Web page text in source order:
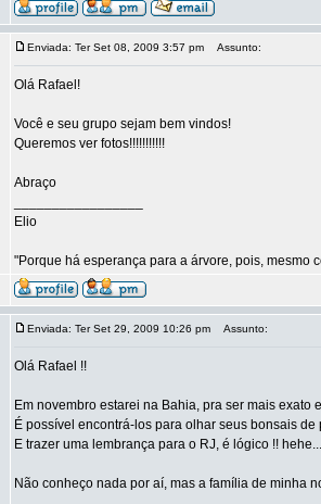
Enviada: Ter Set 08, 2009 3:57 pm Assunto:
Olá Rafael!
Você e seu grupo sejam bem vindos!
Queremos ver fotos!!!!!!!!!!!
Abraço
Elio
"Porque há esperança para a árvore, pois, mesmo
Enviada: Ter Set 29, 2009 10:26 pm Assunto:
Olá Rafael !!
Em novembro estarei na Bahia, pra ser mais exato
É possível encontrá-los para olhar seus bonsais de
E trazer uma lembrança para o RJ, é lógico !! hehe...
Não conheço nada por aí, mas a família de minha